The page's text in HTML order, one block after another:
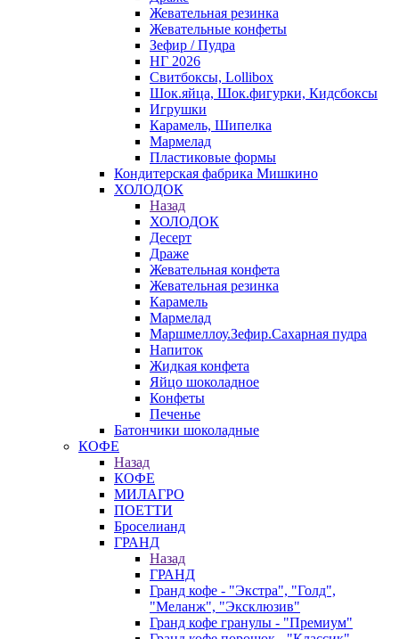
Жевательная резинка
Жевательные конфеты
Зефир / Пудра
НГ 2026
Свитбоксы, Lollibox
Шок.яйца, Шок.фигурки, Кидсбоксы
Игрушки
Карамель, Шипелка
Мармелад
Пластиковые формы
Кондитерская фабрика Мишкино
ХОЛОДОК
Назад
ХОЛОДОК
Десерт
Драже
Жевательная конфета
Жевательная резинка
Карамель
Мармелад
Маршмеллоу.Зефир.Сахарная пудра
Напиток
Жидкая конфета
Яйцо шоколадное
Конфеты
Печенье
Батончики шоколадные
КОФЕ
Назад
КОФЕ
МИЛАГРО
ПОЕТТИ
Броселианд
ГРАНД
Назад
ГРАНД
Гранд кофе - "Экстра", "Голд",
"Меланж", "Эксклюзив"
Гранд кофе гранулы - "Премиум"